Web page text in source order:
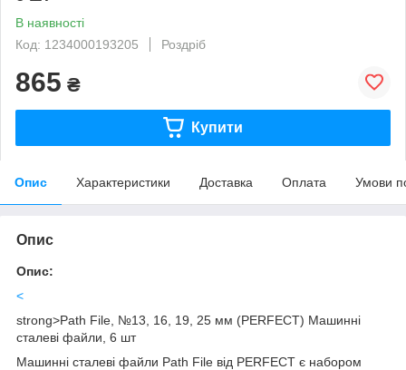
В наявності
Код: 1234000193205
Роздріб
865 ₴
Купити
Опис Характеристики Доставка Оплата Умови
Опис
Опис:
<
strong>Path File, №13, 16, 19, 25 мм (PERFECT) Машинні
сталеві файли, 6 шт
Машинні сталеві файли Path File від PERFECT є набором